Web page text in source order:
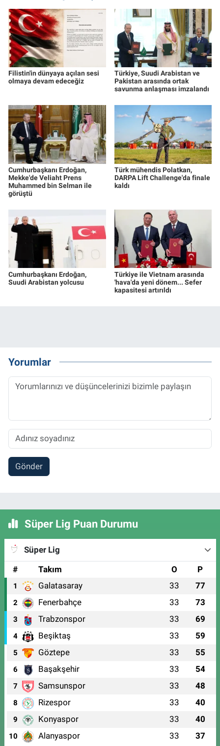
Filistin'in dünyaya açılan sesi
olmaya devam edeceğiz
Türkiye, Suudi Arabistan ve
Pakistan arasında ortak
savunma anlaşması imzalandı
Cumhurbaşkanı Erdoğan,
Mekke'de Veliaht Prens
Muhammed bin Selman ile
görüştü
Türk mühendis Polatkan,
DARPA Lift Challenge'da finale
kaldı
Cumhurbaşkanı Erdoğan,
Suudi Arabistan yolcusu
Türkiye ile Vietnam arasında
'hava'da yeni dönem... Sefer
kapasitesi artırıldı
Yorumlar
Gönder
Süper Lig Puan Durumu
Süper Lig
#
Takım O P
1 Galatasaray 33 77
2 Fenerbahçe 33 73
3 Trabzonspor 33 69
4 Beşiktaş 33 59
5 Göztepe 33 55
6 Başakşehir 33 54
7 Samsunspor 33 48
8 Rizespor 33 40
9 Konyaspor 33 40
10 Alanyaspor 33 37